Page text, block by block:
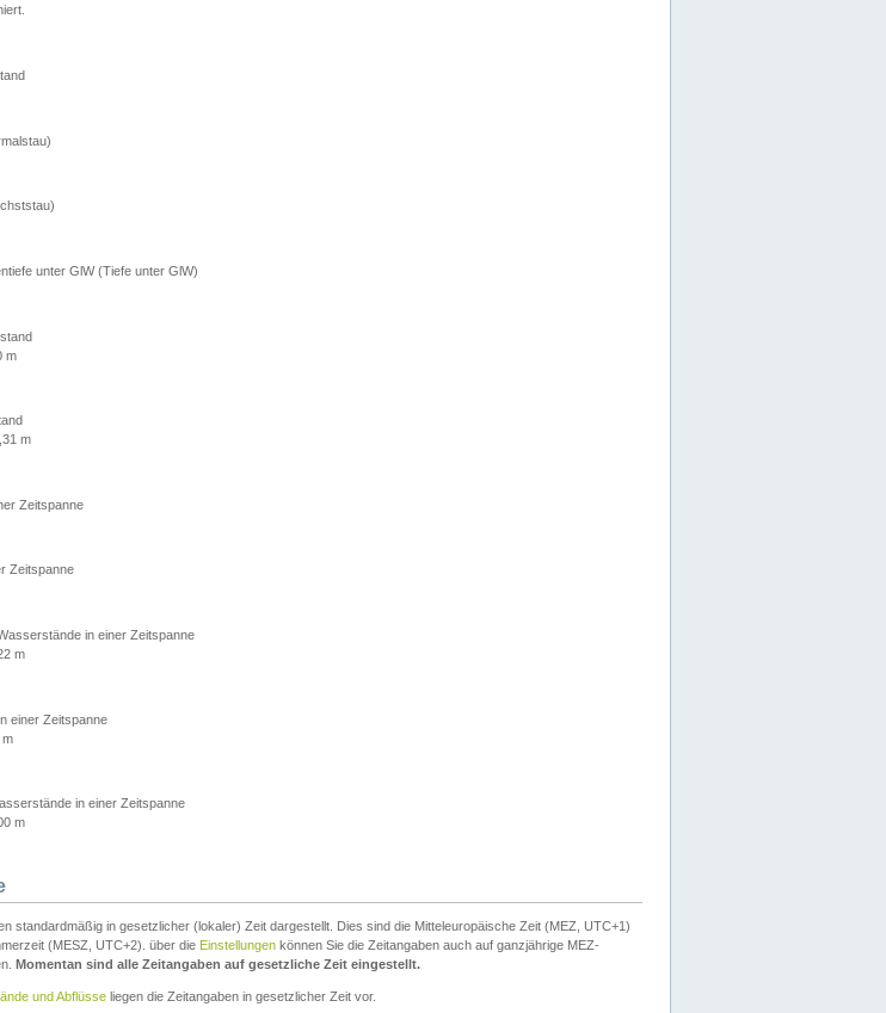
unter GlW (Tiefe unter GlW)
m
m
Zeitspanne
Zeitspanne
in einer Zeitspanne
m
einer Zeitspanne
m
in einer Zeitspanne
m
standardmäßig in gesetzlicher (lokaler) Zeit dargestellt. Dies sind die Mitteleuropäische Zeit (MEZ, UTC+1)
(MESZ, UTC+2). über die Einstellungen können Sie die Zeitangaben auch auf ganzjährige MEZ-
Momentan sind alle Zeitangaben auf gesetzliche Zeit eingestellt.
und Abflüsse liegen die Zeitangaben in gesetzlicher Zeit vor.